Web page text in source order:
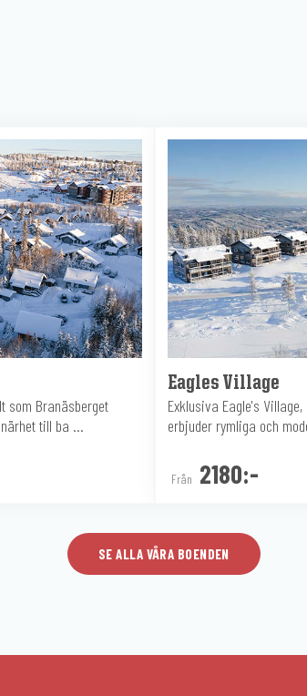
som Branäsberget
till ba ...
Eagles Village
Exklusiva Eagle's
erbjuder rymliga och
Från 2180:-
SE ALLA VÅRA BOENDEN